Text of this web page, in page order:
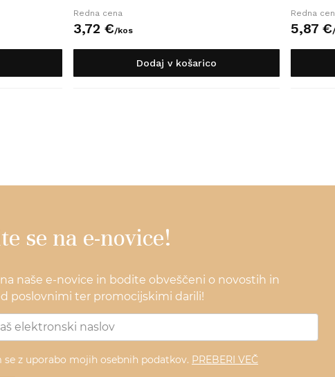
Redna cena
3,72 €/kos
Dodaj v košarico
Redna
5,87 €/
se na e-novice!
naše e-novice in bodite obveščeni o novostih in
poslovnimi ter promocijskimi darili!
se z uporabo mojih osebnih podatkov. PREBERI VEČ